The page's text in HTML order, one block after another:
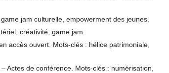
jam culturelle, empowerment des jeunes.
créativité, game jam.
accès ouvert. Mots-clés : hélice patrimoniale,
Actes de conférence. Mots-clés : numérisation,